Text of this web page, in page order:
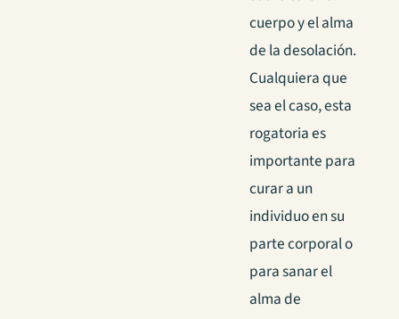
cuerpo y el alma
de la desolación.
Cualquiera que
sea el caso, esta
rogatoria es
importante para
curar a un
individuo en su
parte corporal o
para sanar el
alma de